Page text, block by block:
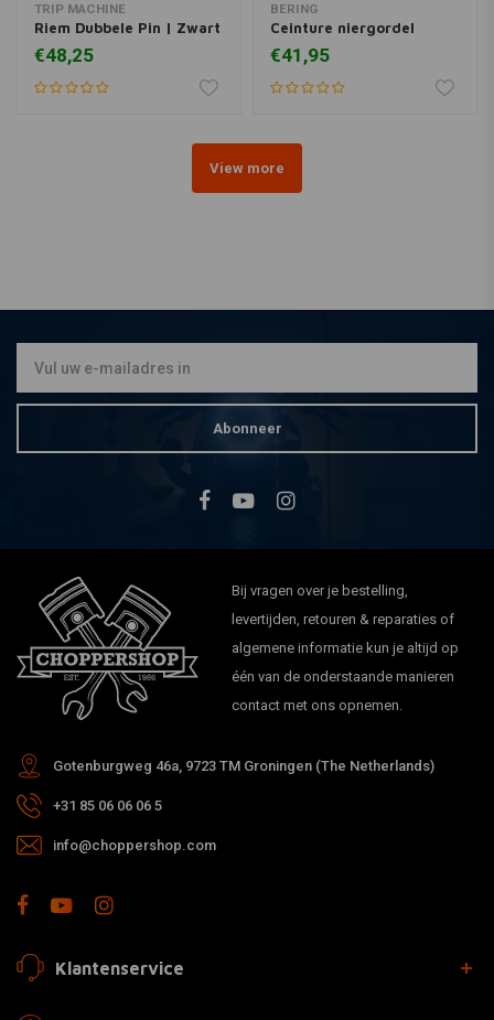
TRIP MACHINE
Riem Dubbele Pin | Zwart
€48,25
BERING
Ceinture niergordel
€41,95
View more
Abonneer
Bij vragen over je bestelling,
levertijden, retouren & reparaties of
algemene informatie kun je altijd op
één van de onderstaande manieren
contact met ons opnemen.
Gotenburgweg 46a, 9723 TM Groningen (The Netherlands)
+31 85 06 06 06 5
info@choppershop.com
Klantenservice